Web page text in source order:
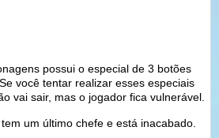
possui o especial de 3 botões
você tentar realizar esses especiais
vai sair, mas o jogador fica vulnerável.
um último chefe e está inacabado.